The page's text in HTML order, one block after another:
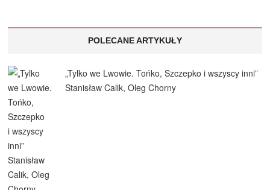
POLECANE ARTYKUŁY
„Tylko we Lwowie. Tońko, Szczepko i wszyscy inni”
Stanisław Calik, Oleg Chorny